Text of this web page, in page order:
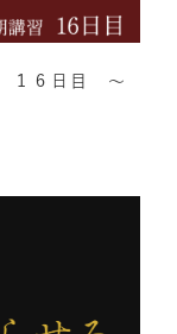
１６日目 ～